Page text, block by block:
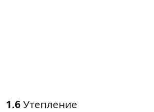
1.6Утепление